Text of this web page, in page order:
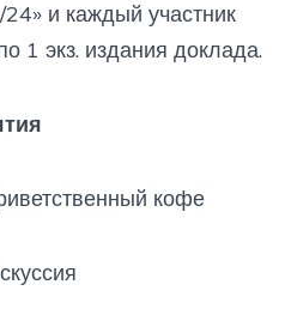
и каждый участник
1 экз. издания доклада.
кофе